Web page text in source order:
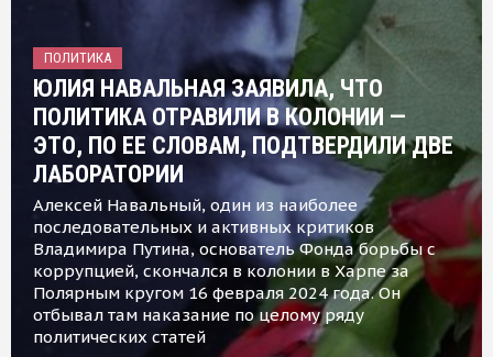
ПОЛИТИКА
ЮЛИЯ НАВАЛЬНАЯ ЗАЯВИЛА, ЧТО
ПОЛИТИКА ОТРАВИЛИ В КОЛОНИИ —
ЭТО, ПО ЕЕ СЛОВАМ, ПОДТВЕРДИЛИ ДВЕ
ЛАБОРАТОРИИ
Алексей Навальный, один из наиболее
последовательных и активных критиков
Владимира Путина, основатель Фонда борьбы с
коррупцией, скончался в колонии в Харпе за
Полярным кругом 16 февраля 2024 года. Он
отбывал там наказание по целому ряду
политических статей